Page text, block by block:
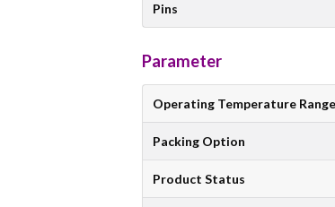
Pins
Parameter
Operating Temperature Range
Packing Option
Product Status